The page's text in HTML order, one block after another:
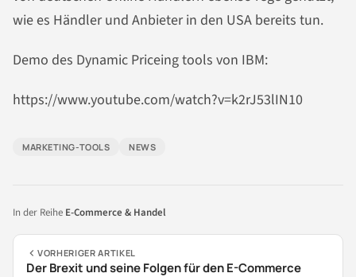
wie es Händler und Anbieter in den USA bereits tun.
Demo des Dynamic Priceing tools von IBM:
https://www.youtube.com/watch?v=k2rJ53lIN10
MARKETING-TOOLS NEWS
In der Reihe E-Commerce & Handel
VORHERIGER ARTIKEL
Der Brexit und seine Folgen für den E-Commerce